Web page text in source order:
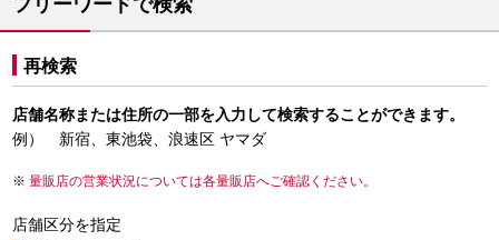
フリーワードで検索
再検索
店舗名称または住所の一部を入力して検索することができます。
例） 新宿、東池袋、浪速区 ヤマダ
量販店の営業状況については各量販店へご確認ください。
店舗区分を指定